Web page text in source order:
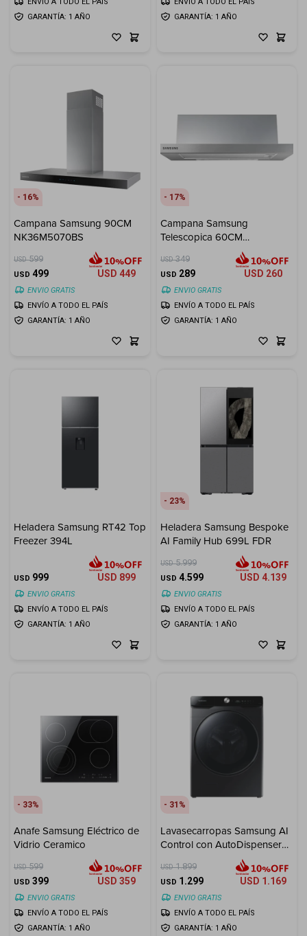
GARANTÍA: 1 AÑO
GARANTÍA: 1 AÑO
16
Campana Samsung 90CM
NK36M5070BS
USD 599
USD 499 USD 449
ENVIO GRATIS
GARANTÍA: 1 AÑO
ENVÍO A TODO EL PAÍS
17
Campana Samsung
Telescopica 60CM
USD 349
USD 289 USD 260
ENVIO GRATIS
GARANTÍA: 1 AÑO
ENVÍO A TODO EL PAÍS
Heladera Samsung RT42 Top
Freezer 394L
USD 999 USD 899
ENVIO GRATIS
GARANTÍA: 1 AÑO
ENVÍO A TODO EL PAÍS
23
Heladera Samsung Bespoke
AI Family Hub 699L FDR
USD 5.999
USD 4.599 USD 4.139
ENVIO GRATIS
GARANTÍA: 1 AÑO
ENVÍO A TODO EL PAÍS
33
Anafe Samsung Eléctrico de
Vidrio Ceramico
USD 599
USD 399 USD 359
ENVIO GRATIS
GARANTÍA: 1 AÑO
ENVÍO A TODO EL PAÍS
31
Lavasecarropas Samsung AI
Control con AutoDispenser
USD 1.899
USD 1.299 USD 1.169
ENVIO GRATIS
GARANTÍA: 1 AÑO
ENVÍO A TODO EL PAÍS